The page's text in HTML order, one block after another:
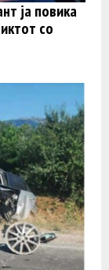
ја повика
со